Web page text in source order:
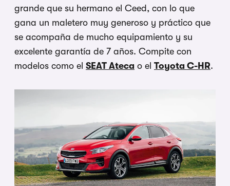
grande que su hermano el Ceed, con lo que
gana un maletero muy generoso y práctico que
se acompaña de mucho equipamiento y su
excelente garantía de 7 años. Compite con
modelos como el SEAT Ateca o el Toyota C-HR.